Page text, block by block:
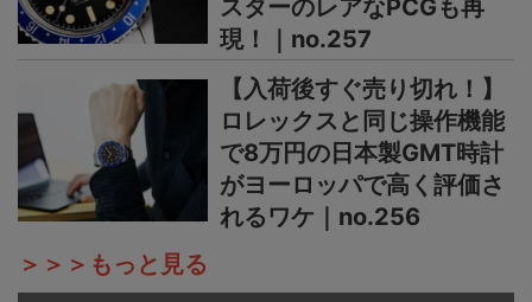
スターのレアなPCGも再
現！｜no.257
【入荷後すぐ売り切れ！】
ロレックスと同じ操作機能
で8万円の日本製GMT時計
がヨーロッパで高く評価さ
れるワケ｜no.256
＞＞＞もっと見る